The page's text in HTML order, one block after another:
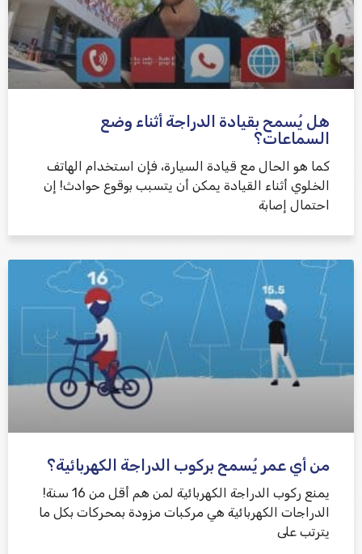
هل يُسمح بقيادة الدراجة أثناء وضع
السماعات؟
كما هو الحال مع قيادة السيارة، فإن استخدام الهاتف
الخلوي أثناء القيادة يمكن أن يتسبب بوقوع حوادث! إن
احتمال إصابة
من أي عمر يُسمح بركوب الدراجة الكهربائية؟
يمنع ركوب الدراجة الكهربائية لمن هم أقل من 16 سنة!
الدراجات الكهربائية هي مركبات مزودة بمحركات بكل ما
يترتب على